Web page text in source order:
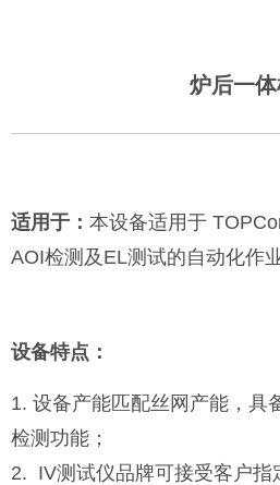
炉后一
适用于： 本设备适用于
AOI检测及EL测试的自动化作
设备特点：
1. 设备产能匹配丝网产能，具
检测功能；
2. IV测试仪品牌可接受客户指